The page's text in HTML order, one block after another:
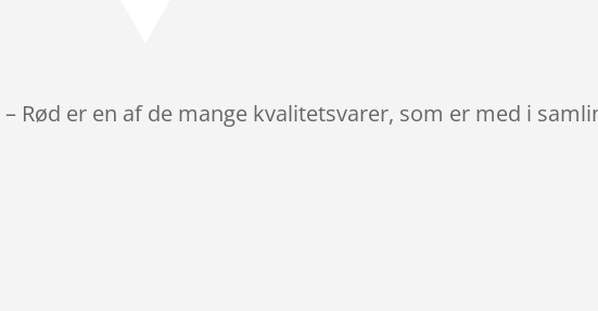
Rød er en af de mange kvalitetsvarer, som er med i